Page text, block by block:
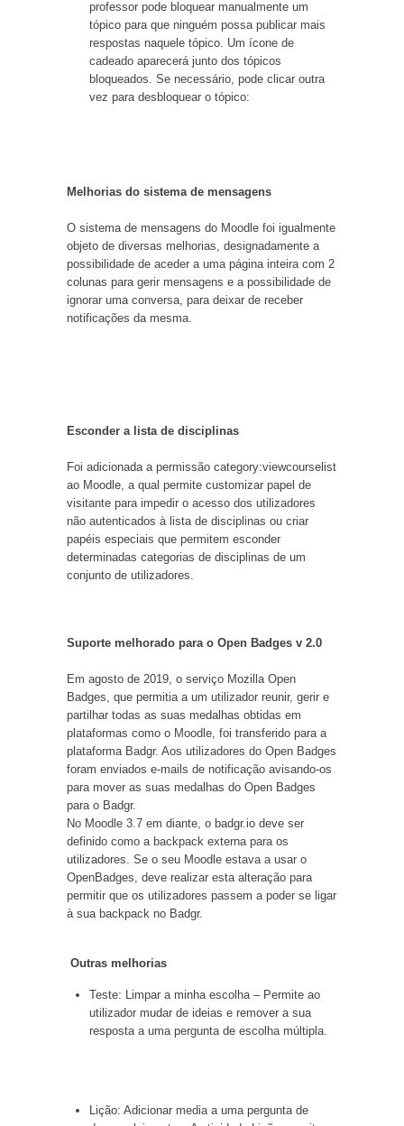
professor pode bloquear manualmente um
tópico para que ninguém possa publicar mais
respostas naquele tópico. Um ícone de
cadeado aparecerá junto dos tópicos
bloqueados. Se necessário, pode clicar outra
vez para desbloquear o tópico:
Melhorias do sistema de mensagens
O sistema de mensagens do Moodle foi igualmente
objeto de diversas melhorias, designadamente a
possibilidade de aceder a uma página inteira com 2
colunas para gerir mensagens e a possibilidade de
ignorar uma conversa, para deixar de receber
notificações da mesma.
Esconder a lista de disciplinas
Foi adicionada a permissão category:viewcourselist
ao Moodle, a qual permite customizar papel de
visitante para impedir o acesso dos utilizadores
não autenticados à lista de disciplinas ou criar
papéis especiais que permitem esconder
determinadas categorias de disciplinas de um
conjunto de utilizadores.
Suporte melhorado para o Open Badges v 2.0
Em agosto de 2019, o serviço Mozilla Open
Badges, que permitia a um utilizador reunir, gerir e
partilhar todas as suas medalhas obtidas em
plataformas como o Moodle, foi transferido para a
plataforma Badgr. Aos utilizadores do Open Badges
foram enviados e-mails de notificação avisando-os
para mover as suas medalhas do Open Badges
para o Badgr.
No Moodle 3.7 em diante, o badgr.io deve ser
definido como a backpack externa para os
utilizadores. Se o seu Moodle estava a usar o
OpenBadges, deve realizar esta alteração para
permitir que os utilizadores passem a poder se ligar
à sua backpack no Badgr.
Outras melhorias
Teste: Limpar a minha escolha – Permite ao
utilizador mudar de ideias e remover a sua
resposta a uma pergunta de escolha múltipla.
Lição: Adicionar media a uma pergunta de